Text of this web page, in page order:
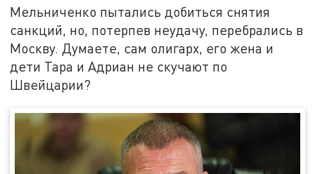
Мельниченко пытались добиться снятия
санкций, но, потерпев неудачу, перебрались в
Москву. Думаете, сам олигарх, его жена и
дети Тара и Адриан не скучают по
Швейцарии?